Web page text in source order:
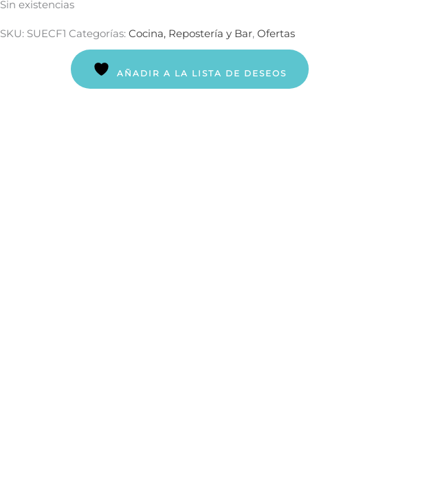
Sin existencias
SKU: SUECF1 Categorías: Cocina, Repostería y Bar, Ofertas
AÑADIR A LA LISTA DE DESEOS